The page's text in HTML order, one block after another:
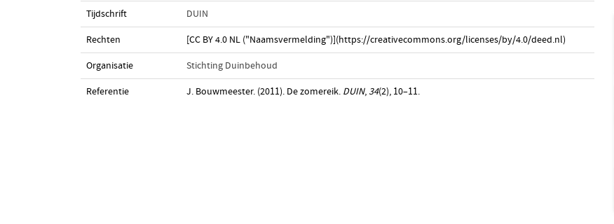
Tijdschrift DUIN
Rechten [CC BY 4.0 NL ("Naamsvermelding")](https://creativecommons.org/licenses/by/4.0/deed.nl)
Organisatie Stichting Duinbehoud
Referentie J. Bouwmeester. (2011). De zomereik. DUIN, 34(2), 10–11.